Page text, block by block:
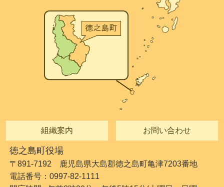
組織案内 お問い合わせ
徳之島町役場
〒891-7192 鹿児島県大島郡徳之島町亀津7203番地
電話番号：0997-82-1111